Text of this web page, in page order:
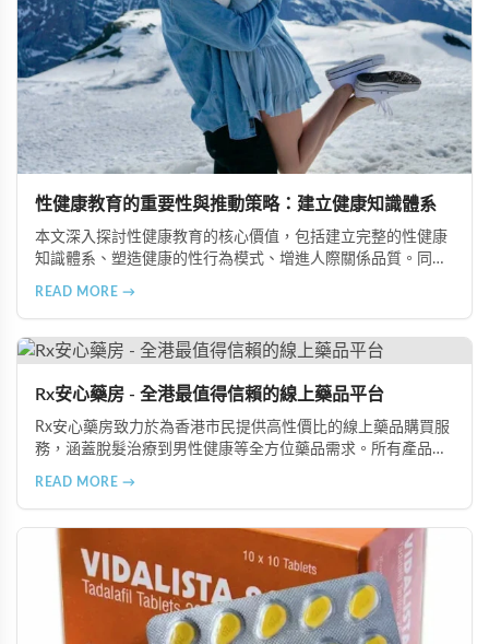
性健康教育的重要性與推動策略：建立健康知識體系
本文深入探討性健康教育的核心價值，包括建立完整的性健康
知識體系、塑造健康的性行為模式、增進人際關係品質。同時
READ MORE →
Rx安心藥房 - 全港最值得信賴的線上藥品平台
Rx安心藥房致力於為香港市民提供高性價比的線上藥品購買服
務，涵蓋脫髮治療到男性健康等全方位藥品需求。所有產品均
READ MORE →